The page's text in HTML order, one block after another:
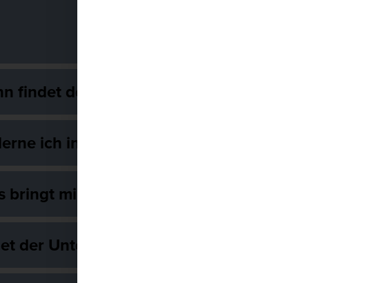
findet der Kurs statt?
ich in diesem Kurs?
bringt mir dieser Kurs?
der Unterricht statt - online oder in Präsenz?